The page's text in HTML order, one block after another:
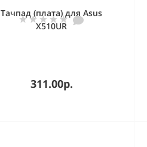
Тачпад (плата) для Asus
X510UR
311.00р.